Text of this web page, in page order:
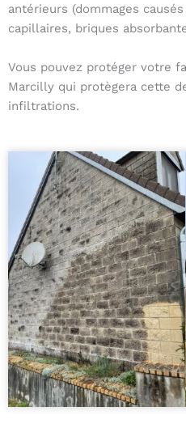
antérieurs (dommages
capillaires, briques
Vous pouvez protéger votre
Marcilly qui protègera cette
infiltrations.